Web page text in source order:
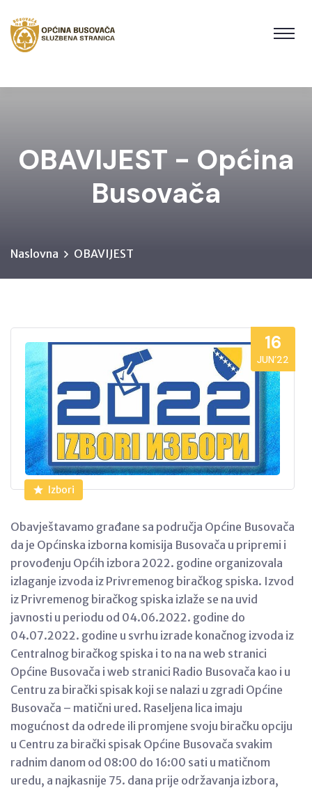
OBAVIJEST - Općina
Busovača
Naslovna OBAVIJEST
16
JUN’22
Izbori
Obavještavamo građane sa područja Općine Busovača
da je Općinska izborna komisija Busovača u pripremi i
provođenju Općih izbora 2022. godine organizovala
izlaganje izvoda iz Privremenog biračkog spiska. Izvod
iz Privremenog biračkog spiska izlaže se na uvid
javnosti u periodu od 04.06.2022. godine do
04.07.2022. godine u svrhu izrade konačnog izvoda iz
Centralnog biračkog spiska i to na na web stranici
Općine Busovača i web stranici Radio Busovača kao i u
Centru za birački spisak koji se nalazi u zgradi Općine
Busovača – matični ured. Raseljena lica imaju
mogućnost da odrede ili promjene svoju biračku opciju
u Centru za birački spisak Općine Busovača svakim
radnim danom od 08:00 do 16:00 sati u matičnom
uredu, a najkasnije 75. dana prije održavanja izbora,